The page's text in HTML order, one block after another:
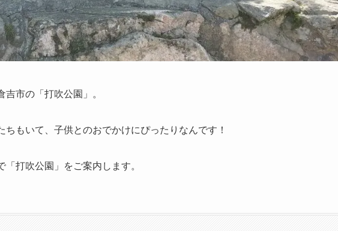
市の「打吹公園」。
ちもいて、子供とのおでかけにぴったりなんです！
打吹公園」をご案内します。